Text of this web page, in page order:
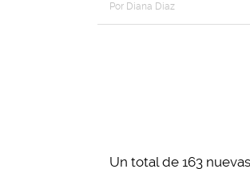
Por Diana Diaz
Un total de 163